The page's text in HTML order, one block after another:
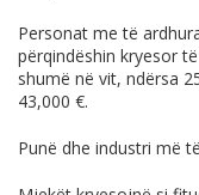
Personat me të
përqindëshin kryesor
shumë në vit, ndërsa
43,000 €.
Punë dhe industri më